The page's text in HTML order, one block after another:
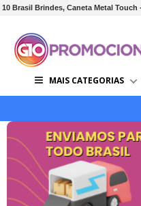
10 Brasil Brindes, Caneta Metal
MAIS CATEGORIAS